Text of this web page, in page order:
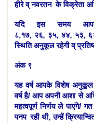
हीरे व् नवरतन के विक्रेता
यदि इस समय
८,१७, २६, ३५, ४४, ५३,
स्थितिअनुकूलरहेगी व्
अंक ९
यह वर्ष आपके विशेष अनुकूल
वर्ष है/ आप अपनी आशा से
महत्वपूर्ण निर्णय ले पाएंगे/
पनप रही थी, उन्हें